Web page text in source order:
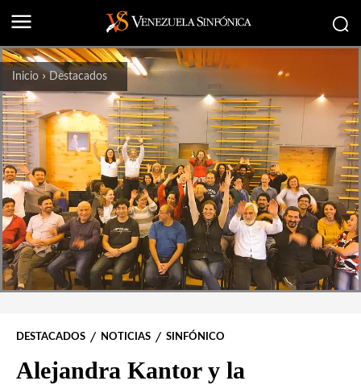
Inicio Destacados
DESTACADOS NOTICIAS SINFÓNICO
Alejandra Kantor y la